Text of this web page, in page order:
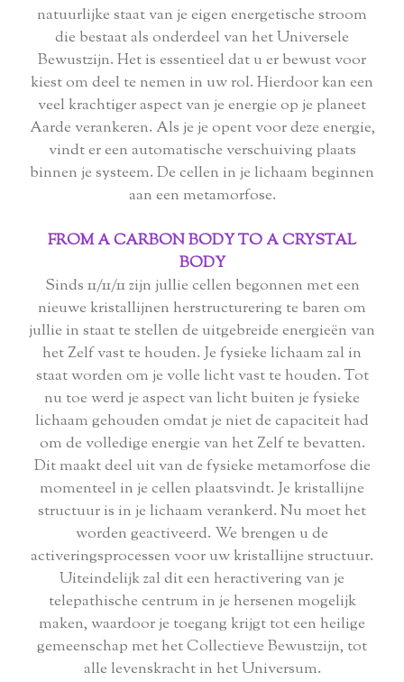
natuurlijke staat van je eigen energetische stroom
die bestaat als onderdeel van het Universele
Bewustzijn. Het is essentieel dat u er bewust voor
kiest om deel te nemen in uw rol. Hierdoor kan een
veel krachtiger aspect van je energie op je planeet
Aarde verankeren. Als je je opent voor deze energie,
vindt er een automatische verschuiving plaats
binnen je systeem. De cellen in je lichaam beginnen
aan een metamorfose.
FROM A CARBON BODY TO A CRYSTAL
BODY
Sinds 11/11/11 zijn jullie cellen begonnen met een
nieuwe kristallijnen herstructurering te baren om
jullie in staat te stellen de uitgebreide energieën van
het Zelf vast te houden. Je fysieke lichaam zal in
staat worden om je volle licht vast te houden. Tot
nu toe werd je aspect van licht buiten je fysieke
lichaam gehouden omdat je niet de capaciteit had
om de volledige energie van het Zelf te bevatten.
Dit maakt deel uit van de fysieke metamorfose die
momenteel in je cellen plaatsvindt. Je kristallijne
structuur is in je lichaam verankerd. Nu moet het
worden geactiveerd. We brengen u de
activeringsprocessen voor uw kristallijne structuur.
Uiteindelijk zal dit een heractivering van je
telepathische centrum in je hersenen mogelijk
maken, waardoor je toegang krijgt tot een heilige
gemeenschap met het Collectieve Bewustzijn, tot
alle levenskracht in het Universum.